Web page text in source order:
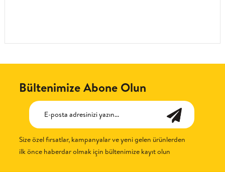
Bültenimize Abone Olun
Size özel fırsatlar, kampanyalar ve yeni gelen ürünlerden
ilk önce haberdar olmak için bültenimize kayıt olun